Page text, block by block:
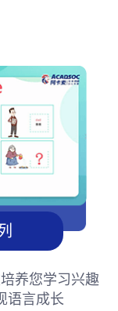
养您学习兴趣
语言成长